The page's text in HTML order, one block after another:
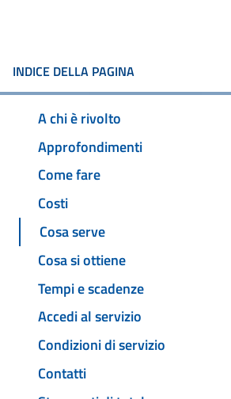
INDICE DELLA PAGINA
A chi è rivolto
Approfondimenti
Come fare
Costi
Cosa serve
Cosa si ottiene
Tempi e scadenze
Accedi al servizio
Condizioni di servizio
Contatti